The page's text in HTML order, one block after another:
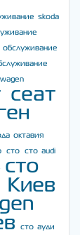
skoda
обслуживание
сеат
октавия
сто сто audi
сто
Киев
сто ауди